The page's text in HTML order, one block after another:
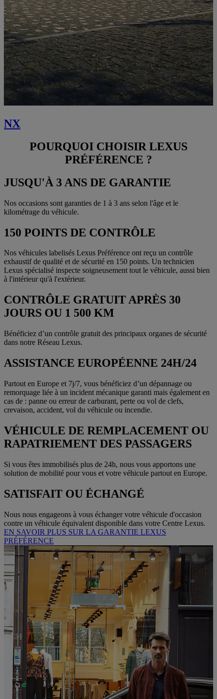
NX
POURQUOI CHOISIR LEXUS
PRÉFÉRENCE ?
JUSQU'À 3 ANS DE GARANTIE
Nos occasions sont garanties de 1 à 3 ans selon l'âge et le
kilométrage du véhicule.
150 POINTS DE CONTRÔLE
Nos véhicules labelisés Lexus Préférence ont reçu un contrôle
exhaustif de qualité et de sécurité en 150 points. Un technicien
Lexus spécialisé inspecte soigneusement tout le véhicule, aussi bien
à l'intérieur qu'à l'extérieur.
CONTRÔLE GRATUIT APRÈS 30
JOURS OU 1 500 KM
Bénéficiez d’un contrôle gratuit des principaux organes de sécurité
dans notre Réseau Lexus.
ASSISTANCE EUROPÉENNE 24H/24
Partout en Europe et 7j/7, vous bénéficiez d’un dépannage ou
remorquage liée à un incident mécanique garanti mais également en
cas de : panne ou erreur de carburant, perte ou vol de clefs,
crevaison, accident, vol du véhicule ou incendie.
VÉHICULE DE REMPLACEMENT OU
RAPATRIEMENT DES PASSAGERS
Si vous êtes immobilisés plus de 24h, nous vous apportons une
solution de mobilité pour vous et votre véhicule partout en Europe.
SATISFAIT OU ÉCHANGÉ
Nous nous engageons à vous échanger votre véhicule d'occasion
contre un véhicule équivalent disponible dans votre Centre Lexus.
EN SAVOIR PLUS SUR LA GARANTIE LEXUS
PRÉFÉRENCE